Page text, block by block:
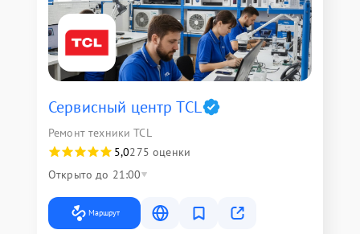
Сервисный центр TCL
Ремонт техники TCL
5,0275 оценки
Открыто до 21:00
Маршрут